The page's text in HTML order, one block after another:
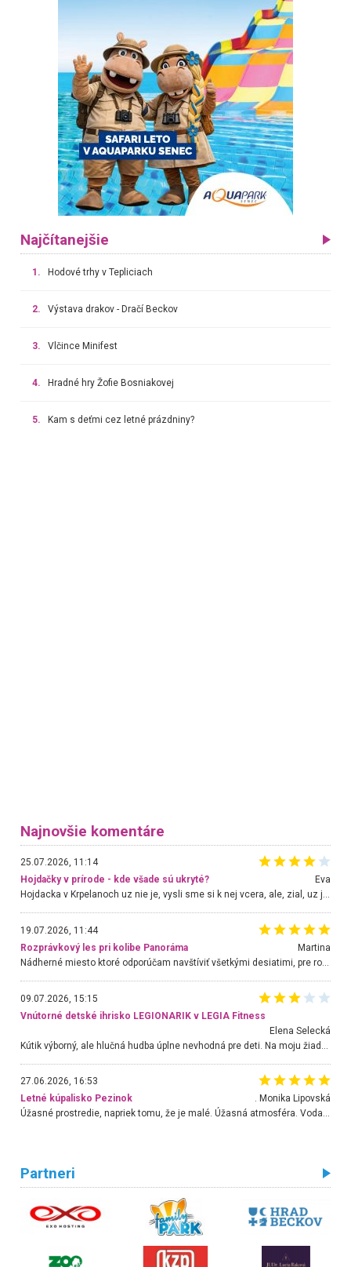
Najčítanejšie
1. Hodové trhy v Tepliciach
2. Výstava drakov - Dračí Beckov
3. Vlčince Minifest
4. Hradné hry Žofie Bosniakovej
5. Kam s deťmi cez letné prázdniny?
Najnovšie komentáre
25.07.2026, 11:14
Hojdačky v prírode - kde všade sú ukryté?
Eva
Hojdacka v Krpelanoch uz nie je, vysli sme si k nej vcera, ale, zial, uz je znicena. Ak sem planujete cestu len kvoli hojdacke, mozete si ju usetrit. Krasny vyhlad je tu vsak aj bez hojdacky :-)
19.07.2026, 11:44
Rozprávkový les pri kolibe Panoráma
Martina
Nádherné miesto ktoré odporúčam navštíviť všetkými desiatimi, pre rodiny s deťmi, dôchodcom... Proste a jednoducho ozaj rozprávkový les.. určite ešte prídeme. Odniesli sme si na pamiatku krásne tričká,
09.07.2026, 15:15
Vnútorné detské ihrisko LEGIONARIK v LEGIA Fitness
Elena Selecká
27.06.2026, 16:53
Letné kúpalisko Pezinok
. Monika Lipovská
Úžasné prostredie, napriek tomu, že je malé. Úžasná atmosféra. Voda fantastická a nádherná. Ľudí je pomerne veľa, ale su mili a ohľaduplní. Je veľmi zaujímavé sledovať, ako dokážu spolu športovať cudzí ľudia a bez ohľadu na vek. Vládne tu pohoda. Vnuka neviem dostať z vody. Ďakujem za krásny deň . Urcite sa sem vrátim. Jediný problém je s parkovaním, ale aj ten sa mi podarilo vyriešiť. Monika Bratislava
Partneri